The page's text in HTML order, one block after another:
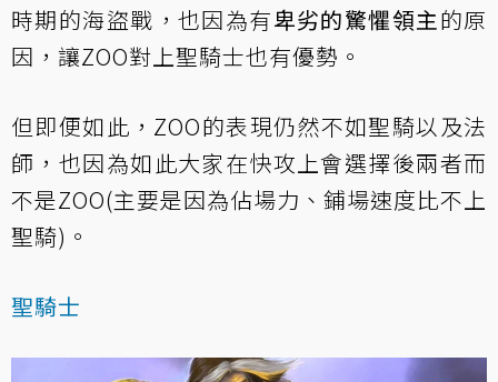
時期的海盜戰，也因為有卑劣的驚懼領主的原
因，讓ZOO對上聖騎士也有優勢。
但即便如此，ZOO的表現仍然不如聖騎以及法
師，也因為如此大家在快攻上會選擇後兩者而
不是ZOO(主要是因為佔場力、鋪場速度比不上
聖騎)。
聖騎士